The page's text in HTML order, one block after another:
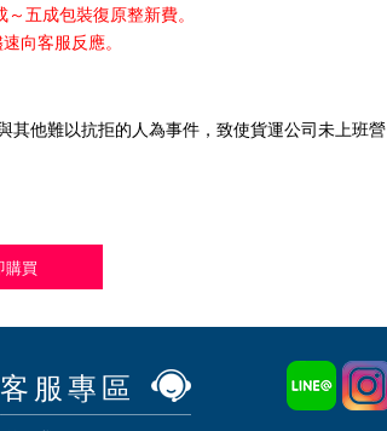
五成包裝復原整新費。
向客服反應。
他難以抗拒的人為事件，致使貨運公司未上班營
購買
客服專區